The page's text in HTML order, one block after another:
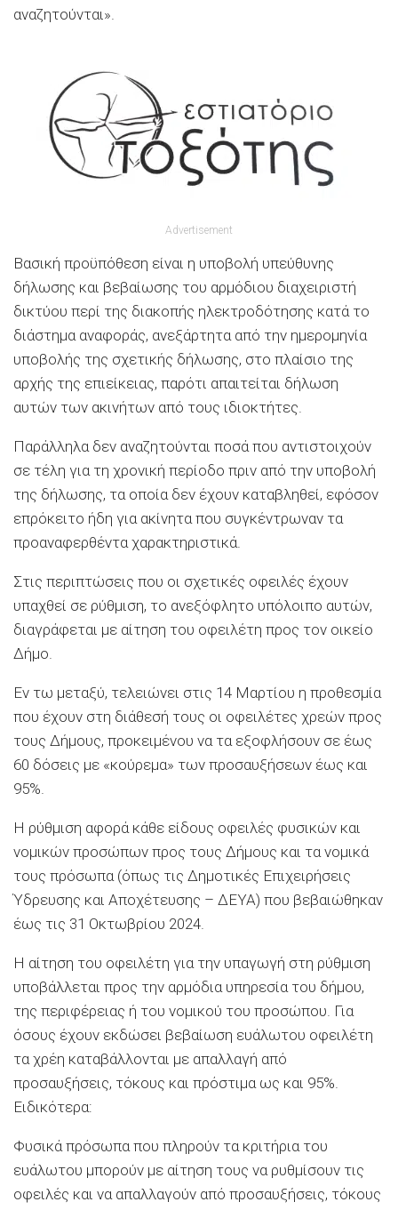
αναζητούνται».
Advertisement
Βασική προϋπόθεση είναι η υποβολή υπεύθυνης
δήλωσης και βεβαίωσης του αρμόδιου διαχειριστή
δικτύου περί της διακοπής ηλεκτροδότησης κατά το
διάστημα αναφοράς, ανεξάρτητα από την ημερομηνία
υποβολής της σχετικής δήλωσης, στο πλαίσιο της
αρχής της επιείκειας, παρότι απαιτείται δήλωση
αυτών των ακινήτων από τους ιδιοκτήτες.
Παράλληλα δεν αναζητούνται ποσά που αντιστοιχούν
σε τέλη για τη χρονική περίοδο πριν από την υποβολή
της δήλωσης, τα οποία δεν έχουν καταβληθεί, εφόσον
επρόκειτο ήδη για ακίνητα που συγκέντρωναν τα
προαναφερθέντα χαρακτηριστικά.
Στις περιπτώσεις που οι σχετικές οφειλές έχουν
υπαχθεί σε ρύθμιση, το ανεξόφλητο υπόλοιπο αυτών,
διαγράφεται με αίτηση του οφειλέτη προς τον οικείο
Δήμο.
Εν τω μεταξύ, τελειώνει στις 14 Μαρτίου η προθεσμία
που έχουν στη διάθεσή τους οι οφειλέτες χρεών προς
τους Δήμους, προκειμένου να τα εξοφλήσουν σε έως
60 δόσεις με «κούρεμα» των προσαυξήσεων έως και
95%.
Η ρύθμιση αφορά κάθε είδους οφειλές φυσικών και
νομικών προσώπων προς τους Δήμους και τα νομικά
τους πρόσωπα (όπως τις Δημοτικές Επιχειρήσεις
Ύδρευσης και Αποχέτευσης – ΔΕΥΑ) που βεβαιώθηκαν
έως τις 31 Οκτωβρίου 2024.
Η αίτηση του οφειλέτη για την υπαγωγή στη ρύθμιση
υποβάλλεται προς την αρμόδια υπηρεσία του δήμου,
της περιφέρειας ή του νομικού του προσώπου. Για
όσους έχουν εκδώσει βεβαίωση ευάλωτου οφειλέτη
τα χρέη καταβάλλονται με απαλλαγή από
προσαυξήσεις, τόκους και πρόστιμα ως και 95%.
Ειδικότερα:
Φυσικά πρόσωπα που πληρούν τα κριτήρια του
ευάλωτου μπορούν με αίτηση τους να ρυθμίσουν τις
οφειλές και να απαλλαγούν από προσαυξήσεις, τόκους